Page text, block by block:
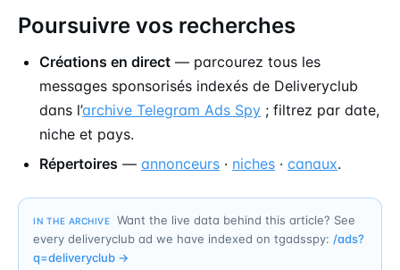
Poursuivre vos recherches
Créations en direct — parcourez tous les
messages sponsorisés indexés de Deliveryclub
dans l’archive Telegram Ads Spy ; filtrez par date,
niche et pays.
Répertoires — annonceurs · niches · canaux.
IN THE ARCHIVE
Want the live data behind this article? See
every deliveryclub ad we have indexed on tgadsspy: /ads?
q=deliveryclub →